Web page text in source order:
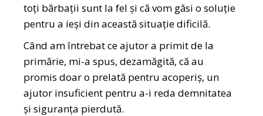
toți bărbații sunt la fel și că vom găsi o soluție
pentru a ieși din această situație dificilă.
Când am întrebat ce ajutor a primit de la
primărie, mi-a spus, dezamăgită, că au
promis doar o prelată pentru acoperiș, un
ajutor insuficient pentru a-i reda demnitatea
și siguranța pierdută.